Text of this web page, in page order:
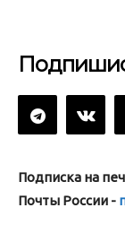
Подписка на
Почты России -